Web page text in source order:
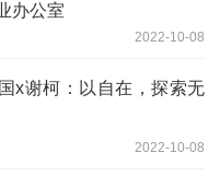
办公室
2022-10-08
x谢柯：以自在，探索无
2022-10-08